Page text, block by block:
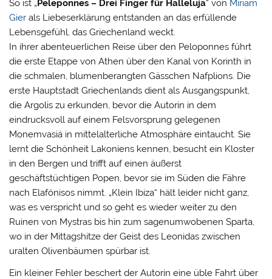
So ist „Peleponnes – Drei Finger für Halleluja“ von Miriam
Gier als Liebeserklärung entstanden an das erfüllende
Lebensgefühl, das Griechenland weckt.
In ihrer abenteuerlichen Reise über den Peloponnes führt
die erste Etappe von Athen über den Kanal von Korinth in
die schmalen, blumenberangten Gässchen Nafplions. Die
erste Hauptstadt Griechenlands dient als Ausgangspunkt,
die Argolis zu erkunden, bevor die Autorin in dem
eindrucksvoll auf einem Felsvorsprung gelegenen
Monemvasiá in mittelalterliche Atmosphäre eintaucht. Sie
lernt die Schönheit Lakoniens kennen, besucht ein Kloster
in den Bergen und trifft auf einen äußerst
geschäftstüchtigen Popen, bevor sie im Süden die Fähre
nach Elafónisos nimmt. „Klein Ibiza“ hält leider nicht ganz,
was es verspricht und so geht es wieder weiter zu den
Ruinen von Mystras bis hin zum sagenumwobenen Sparta,
wo in der Mittagshitze der Geist des Leonidas zwischen
uralten Olivenbäumen spürbar ist.
Ein kleiner Fehler beschert der Autorin eine üble Fahrt über